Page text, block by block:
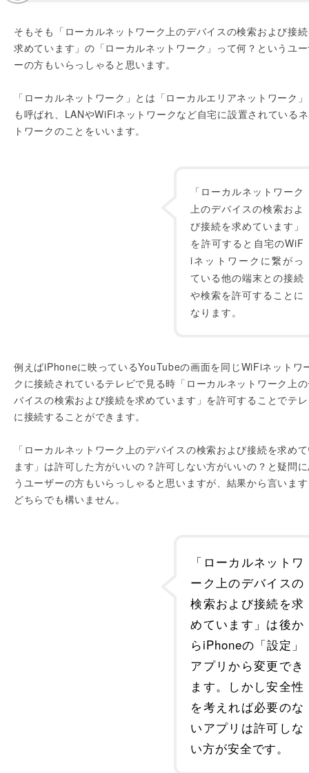
そもそも「ローカルネットワーク上のデバイスの検索および接
求めています」の「ローカルネットワーク」って何？というユ
ーの方もいらっしゃると思います。
「ローカルネットワーク」とは「ローカルエリアネットワーク
も呼ばれ、LANやWiFiネットワークなど自宅に設置されている
トワークのことをいいます。
「ローカルネットワーク
上のデバイスの検索およ
び接続を求めています」
を許可すると自宅のWiF
iネットワークに繋がっ
ている他の端末との接続
や検索を許可することに
なります。
例えばiPhoneに映っているYouTubeの画面を同じWiFiネットワ
クに接続されているテレビで見る時「ローカルネットワーク上
バイスの検索および接続を求めています」を許可することでテ
に接続することができます。
「ローカルネットワーク上のデバイスの検索および接続を求め
ます」は許可した方がいいの？許可しない方がいいの？と疑問
うユーザーの方もいらっしゃると思いますが、結果から言いま
どちらでも構いません。
「ローカルネットワ
ーク上のデバイスの
検索および接続を求
めています」は後か
らiPhoneの「設定」
アプリから変更でき
ます。しかし安全性
を考えれば必要のな
いアプリは許可しな
い方が安全です。